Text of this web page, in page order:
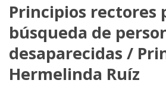
La ONU-DH en México
Vacantes ONU-DH México
ONU-DH en el tiempo
Principios rectores
búsqueda de
desaparecidas /
Hermelinda Ruíz